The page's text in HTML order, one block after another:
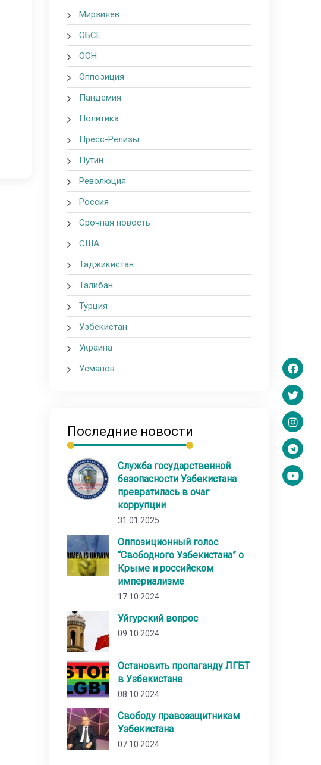
Мирзияев
ОБСЕ
ООН
Оппозиция
Пандемия
Политика
Пресс-Релизы
Путин
Революция
Россия
Срочная новость
США
Таджикистан
Талибан
Турция
Узбекистан
Украина
Усманов
Последние новости
Служба государственной
безопасности Узбекистана
превратилась в очаг
коррупции
31.01.2025
Оппозиционный голос
“Свободного Узбекистана” о
Крыме и российском
империализме
17.10.2024
Уйгурский вопрос
09.10.2024
Остановить пропаганду ЛГБТ
в Узбекистане
08.10.2024
Свободу правозащитникам
Узбекистана
07.10.2024